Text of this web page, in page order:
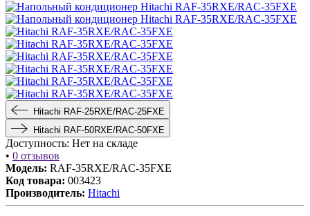
Hitachi RAF-25RXE/RAC-25FXE
Hitachi RAF-50RXE/RAC-50FXE
Доступность: Нет на складе
• 0 отзывов
Модель: RAF-35RXE/RAC-35FXE
Код товара: 003423
Производитель: Hitachi